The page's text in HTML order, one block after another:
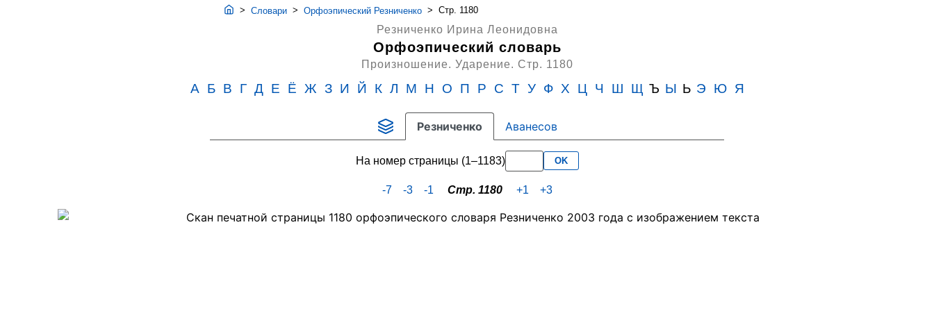
> Словари > Орфоэпический Резниченко > Стр. 1180
Резниченко Ирина Леонидовна
Орфоэпический словарь
Произношение. Ударение. Стр. 1180
А Б В Г Д Е Ё Ж З И Й К Л М Н О П Р С Т У Ф Х Ц Ч Ш Щ Ъ Ы Ь Э Ю Я
Резниченко Аванесов
На номер страницы (1–1183) OK
-7 -3 -1 Стр. 1180 +1 +3
Скан